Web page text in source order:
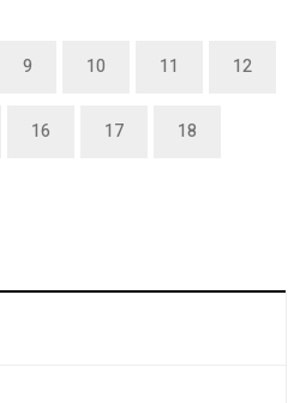
9 10 11 12
16 17 18